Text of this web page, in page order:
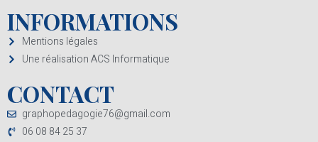
INFORMATIONS
Mentions légales
Une réalisation ACS Informatique
CONTACT
graphopedagogie76@gmail.com
06 08 84 25 37